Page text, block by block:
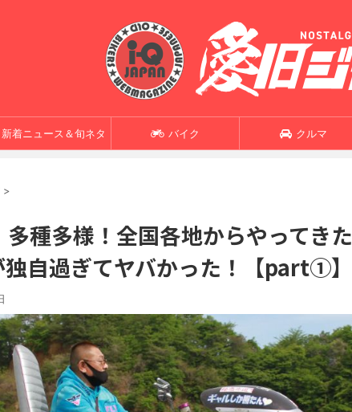
新着ニュース＆旬ネタ バイク クルマ
>
多種多様！全国各地からやってき
独自過ぎてヤバかった！【part①】